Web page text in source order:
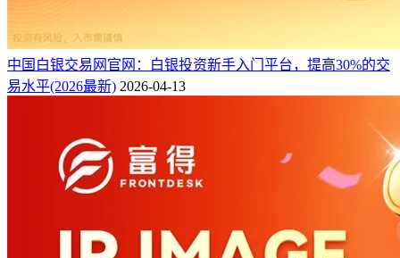
中国白银交易网官网：白银投资新手入门平台，提高30%的交
易水平(2026最新) 2026-04-13